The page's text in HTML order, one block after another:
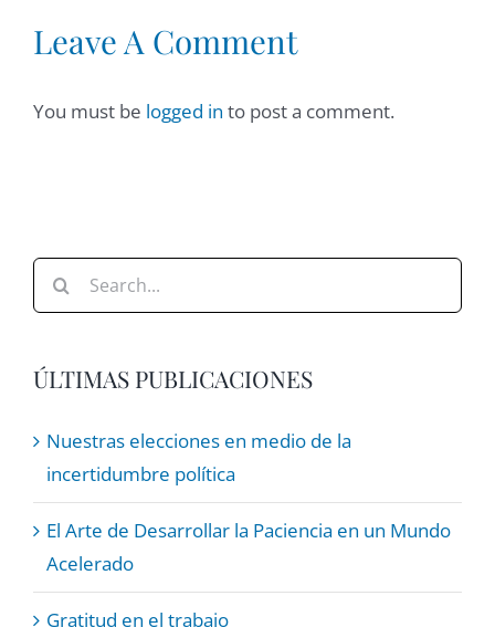
Acelerado
Leave A Comment
You must be logged in to post a comment.
Search
for:
ÚLTIMAS PUBLICACIONES
Nuestras elecciones en medio de la
incertidumbre política
El Arte de Desarrollar la Paciencia en un Mundo
Acelerado
Gratitud en el trabajo